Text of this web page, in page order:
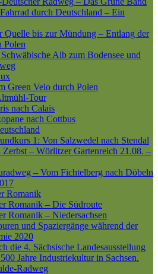
durch Deutschland – Ein
Quelle bis zur Mündung – Entlang der
Polen
Alb zum Bodensee und
Green Velo durch Polen
Tour
nach Calais
nach Cottbus
1: Von Salzwedel nach Stendal
Zerbst – Wörlitzer Gartenreich 21.08. –
– Vom Fichtelberg nach Döbeln
Romanik
Romanik – Die Südroute
Romanik – Niedersachsen
und Spaziergänge während der
2020
die 4. Sächsische Landesausstellung
Jahre Industriekultur in Sachsen.
Radweg